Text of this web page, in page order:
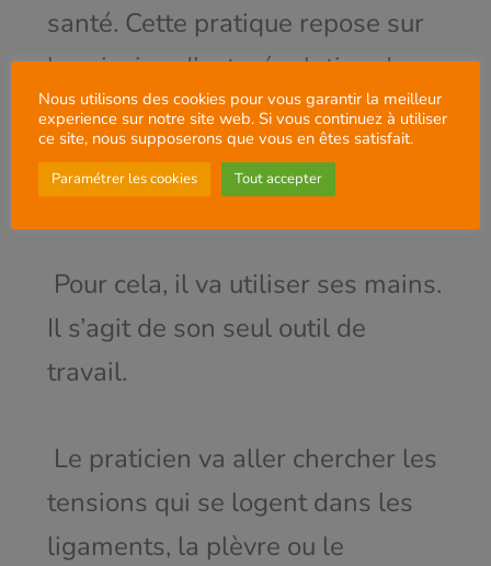
santé. Cette pratique repose sur
le principe d’autorégulation du
corps, l’homéostasie, que les
manipulations de l’ostéopathe
visent à retrouver.
Pour cela, il va utiliser ses mains.
Il s’agit de son seul outil de
travail.
Le praticien va aller chercher les
tensions qui se logent dans les
ligaments, la plèvre ou le
Nous utilisons des cookies pour vous garantir la meilleur
experience sur notre site web. Si vous continuez à utiliser
ce site, nous supposerons que vous en êtes satisfait.
Paramétrer les cookies Tout accepter